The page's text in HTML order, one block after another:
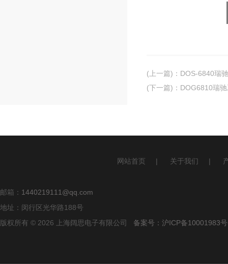
(上一篇) ： DOS-6840瑞
(下一篇) ： DOG6810瑞
网站首页 | 关于我们 |
邮箱： 1440219111@qq.com
地址：闵行区光华路188号
版权所有 © 2026 上海阔思电子有限公司 备案号：沪ICP备10001983